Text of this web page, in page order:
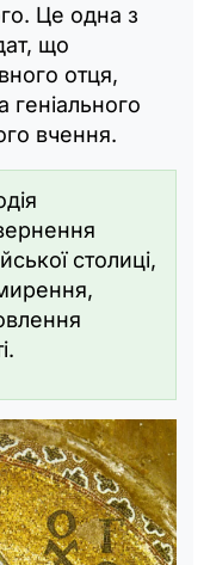
Це одна з
що
отця,
геніального
вчення.
столиці,